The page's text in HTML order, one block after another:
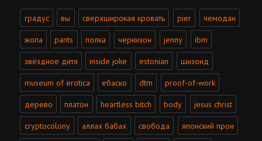
градус вы сверхширокая кровать pier чемодан
жопа pants полка черкизон jenny ibm
звёздное дитя inside joke estonian шизоид
museum of erotica ебаско dtm proof-of-work
дерево платон heartless bitch body jesus christ
cryptocolony аллах бабах свобода японский прон